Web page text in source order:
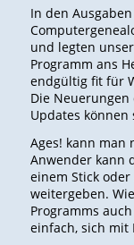
In den
und legten
Programm ans
endgültig fit für
Die
Updates können
Ages! kann man
Anwender kann
einem Stick
weitergeben.
Programms
einfach, sich mit